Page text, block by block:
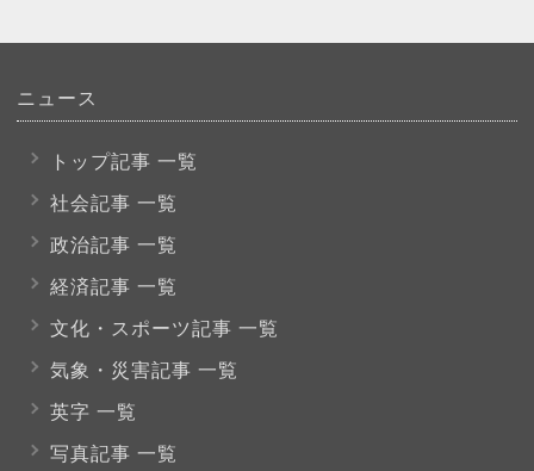
ニュース
トップ記事 一覧
社会記事 一覧
政治記事 一覧
経済記事 一覧
文化・スポーツ記事 一覧
気象・災害記事 一覧
英字 一覧
写真記事 一覧